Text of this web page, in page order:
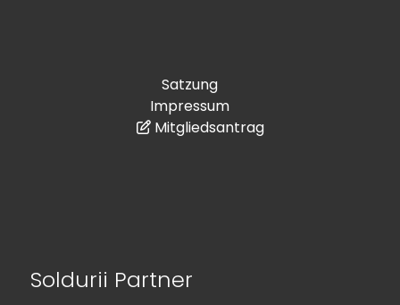
Satzung
Impressum
Mitgliedsantrag
Soldurii Partner